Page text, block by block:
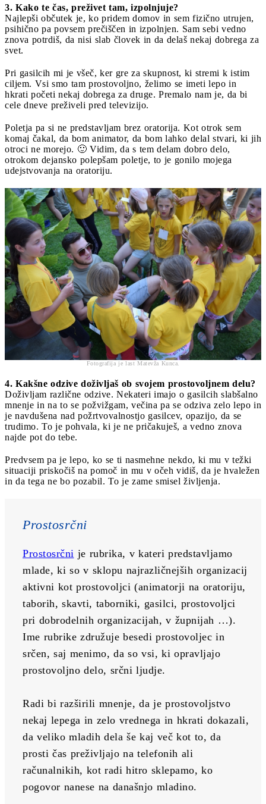
3. Kako te čas, preživet tam, izpolnjuje?
Najlepši občutek je, ko pridem domov in sem fizično utrujen,
psihično pa povsem prečiščen in izpolnjen. Sam sebi vedno
znova potrdiš, da nisi slab človek in da delaš nekaj dobrega za
svet.
Pri gasilcih mi je všeč, ker gre za skupnost, ki stremi k istim
ciljem. Vsi smo tam prostovoljno, želimo se imeti lepo in
hkrati početi nekaj dobrega za druge. Premalo nam je, da bi
cele dneve preživeli pred televizijo.
Poletja pa si ne predstavljam brez oratorija. Kot otrok sem
komaj čakal, da bom animator, da bom lahko delal stvari, ki jih
otroci ne morejo. 🙂 Vidim, da s tem delam dobro delo,
otrokom dejansko polepšam poletje, to je gonilo mojega
udejstvovanja na oratoriju.
Fotografija je last Matevža Kunca.
4. Kakšne odzive doživljaš ob svojem prostovoljnem delu?
Doživljam različne odzive. Nekateri imajo o gasilcih slabšalno
mnenje in na to se požvižgam, večina pa se odziva zelo lepo in
je navdušena nad požrtvovalnostjo gasilcev, opazijo, da se
trudimo. To je pohvala, ki je ne pričakuješ, a vedno znova
najde pot do tebe.
Predvsem pa je lepo, ko se ti nasmehne nekdo, ki mu v težki
situaciji priskočiš na pomoč in mu v očeh vidiš, da je hvaležen
in da tega ne bo pozabil. To je zame smisel življenja.
Prostosrčni
Prostosrčni je rubrika, v kateri predstavljamo
mlade, ki so v sklopu najrazličnejših organizacij
aktivni kot prostovoljci (animatorji na oratoriju,
taborih, skavti, taborniki, gasilci, prostovoljci
pri dobrodelnih organizacijah, v župnijah …).
Ime rubrike združuje besedi prostovoljec in
srčen, saj menimo, da so vsi, ki opravljajo
prostovoljno delo, srčni ljudje.
Radi bi razširili mnenje, da je prostovoljstvo
nekaj lepega in zelo vrednega in hkrati dokazali,
da veliko mladih dela še kaj več kot to, da
prosti čas preživljajo na telefonih ali
računalnikih, kot radi hitro sklepamo, ko
pogovor nanese na današnjo mladino.